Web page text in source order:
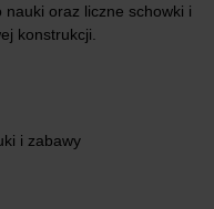
oraz liczne schowki i
konstrukcji.
i zabawy